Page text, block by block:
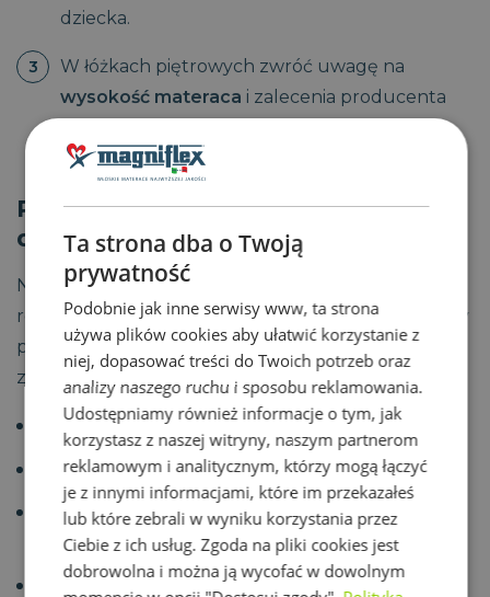
dziecka.
W łóżkach piętrowych zwróć uwagę na
wysokość materaca i zalecenia producenta
Ryzyko źle dobranego materaca
dla nastolatka
Nieodpowiedni materac młodzieżowy sprzyja
rozwojowi wad postawy. Przykładowo nie uzyskamy
prawidłowej regeneracji, śpiąc na za twardym albo
za miękkim materacu. Sygnały ostrzegawcze
poranna sztywność lub bóle pleców/szyi,
drętwienie kończyn,
widoczne „koleiny” w materacu, wyczuwalne
sprężyny,
częste wybudzenia się w nocy z powodu
Ta strona dba o Twoją
prywatność
Podobnie jak inne serwisy www, ta strona
używa plików cookies aby ułatwić korzystanie z
niej, dopasować treści do Twoich potrzeb oraz
analizy naszego ruchu i sposobu reklamowania.
Udostępniamy również informacje o tym, jak
korzystasz z naszej witryny, naszym partnerom
reklamowym i analitycznym, którzy mogą łączyć
je z innymi informacjami, które im przekazałeś
lub które zebrali w wyniku korzystania przez
Ciebie z ich usług. Zgoda na pliki cookies jest
dobrowolna i można ją wycofać w dowolnym